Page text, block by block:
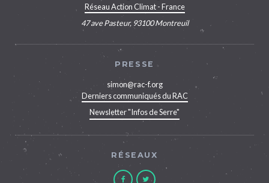
Réseau Action Climat - France
47 ave Pasteur, 93100 Montreuil
PRESSE
simon@rac-f.org
Derniers communiqués du RAC
Newsletter "Infos de Serre"
RÉSEAUX